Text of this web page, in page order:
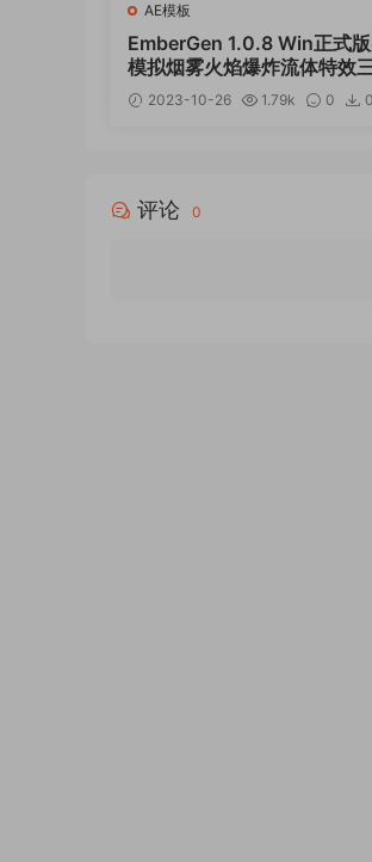
AE模板
EmberGen 1.0.8 Win正式
模拟烟雾火焰爆炸流体特效
软件2023-10-26 1.79k 0
0
评论 0